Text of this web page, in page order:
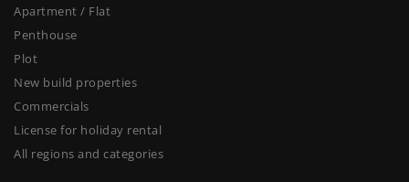
Apartment / Flat
Penthouse
Plot
New build properties
Commercials
License for holiday rental
All regions and categories